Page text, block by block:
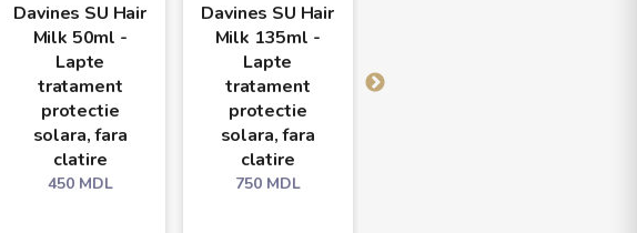
Davines SU Hair
Milk 50ml -
Lapte
tratament
protectie
solara, fara
clatire
450MDL
Davines SU Hair
Milk 135ml -
Lapte
tratament
protectie
solara, fara
clatire
750MDL